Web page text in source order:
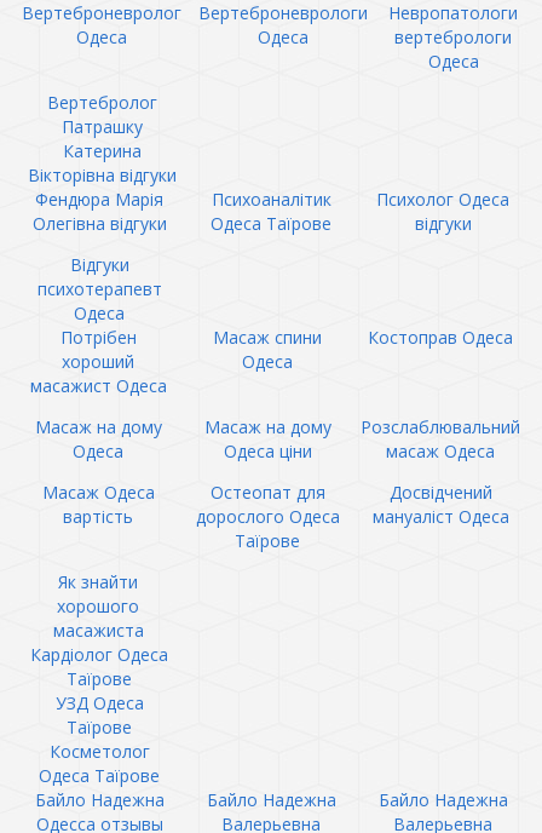
Вертеброневролог
Одеса
Вертеброневрологи
Одеса
Невропатологи
вертебрологи
Одеса
Вертебролог
Патрашку
Катерина
Вікторівна відгуки
Фендюра Марія
Олегівна відгуки
Психоаналітик
Одеса Таїрове
Психолог Одеса
відгуки
Відгуки
психотерапевт
Одеса
Потрібен
хороший
масажист Одеса
Масаж спини
Одеса
Костоправ Одеса
Масаж на дому
Одеса
Масаж на дому
Одеса ціни
Розслаблювальний
масаж Одеса
Масаж Одеса
вартість
Остеопат для
дорослого Одеса
Таїрове
Досвідчений
мануаліст Одеса
Як знайти
хорошого
масажиста
Кардіолог Одеса
Таїрове
УЗД Одеса
Таїрове
Косметолог
Одеса Таїрове
Байло Надежна
Одесса отзывы
Байло Надежна
Валерьевна
Байло Надежна
Валерьевна